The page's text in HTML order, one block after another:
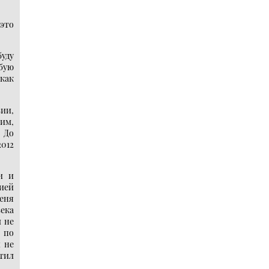
До
и
не
по
не